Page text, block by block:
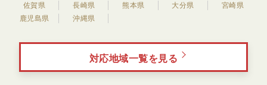
佐賀県
長崎県 熊本県 大分県
宮崎県
鹿児島県
沖縄県
対応地域一覧を見る